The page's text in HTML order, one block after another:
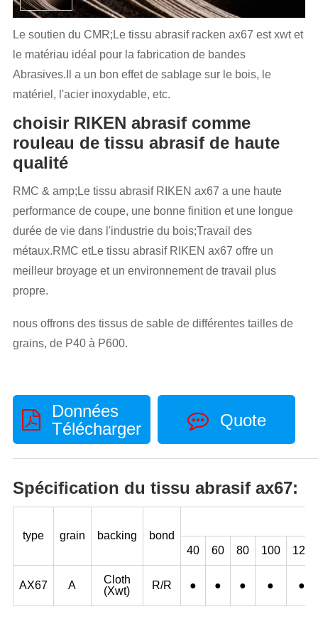
Le soutien du CMR;Le tissu abrasif racken ax67 est xwt et
le matériau idéal pour la fabrication de bandes
Abrasives.Il a un bon effet de sablage sur le bois, le
matériel, l'acier inoxydable, etc.
choisir RIKEN abrasif comme
rouleau de tissu abrasif de haute
qualité
RMC & amp;Le tissu abrasif RIKEN ax67 a une haute
performance de coupe, une bonne finition et une longue
durée de vie dans l'industrie du bois;Travail des
métaux.RMC etLe tissu abrasif RIKEN ax67 offre un
meilleur broyage et un environnement de travail plus
propre.
nous offrons des tissus de sable de différentes tailles de
grains, de P40 à P600.
Données
Télécharger
Quote
Spécification du tissu abrasif ax67:
type grain backing
bond
40
60 80 100 120
AX67 A
Cloth
(Xwt)
R/R ● ● ● ● ●